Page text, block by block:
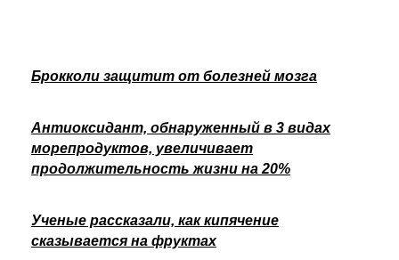
Брокколи защитит от болезней мозга
Антиоксидант, обнаруженный в 3 видах
морепродуктов, увеличивает
продолжительность жизни на 20%
Ученые рассказали, как кипячение
сказывается на фруктах